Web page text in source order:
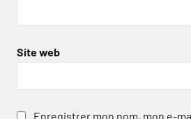
Site web
Enregistrer mon nom, mon e-